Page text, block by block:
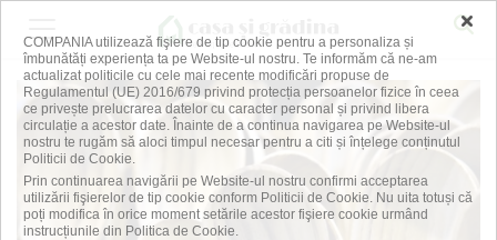
×
COMPANIA utilizează fişiere de tip cookie pentru a personaliza și
îmbunătăți experiența ta pe Website-ul nostru. Te informăm că ne-am
actualizat politicile cu cele mai recente modificări propuse de
Regulamentul (UE) 2016/679 privind protecția persoanelor fizice în ceea
ce privește prelucrarea datelor cu caracter personal și privind libera
circulație a acestor date. Înainte de a continua navigarea pe Website-ul
nostru te rugăm să aloci timpul necesar pentru a citi și înțelege conținutul
Politicii de Cookie.
Prin continuarea navigării pe Website-ul nostru confirmi acceptarea
utilizării fişierelor de tip cookie conform Politicii de Cookie. Nu uita totuși că
poți modifica în orice moment setările acestor fişiere cookie urmând
instrucțiunile din Politica de Cookie.